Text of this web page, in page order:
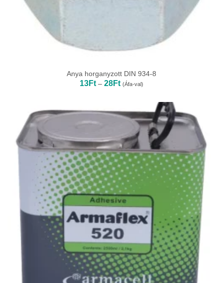
Anya horganyzott DIN 934-8
13Ft – 28FtÁrtartomány:
13Ft
(Áfa-val)